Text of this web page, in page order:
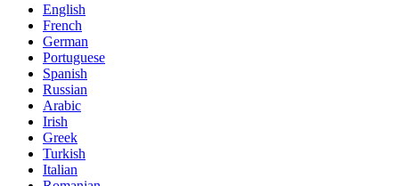
English
French
German
Portuguese
Spanish
Russian
Arabic
Irish
Greek
Turkish
Italian